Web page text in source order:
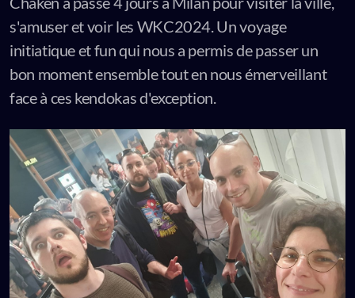
s'amuser et voir les WKC2024. Un voyage
initiatique et fun qui nous a permis de passer un
bon moment ensemble tout en nous émerveillant
face à ces kendokas d'exception.